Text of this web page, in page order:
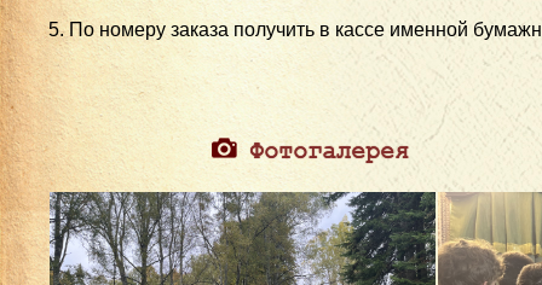
5. По номеру заказа получить в кассе именной
Фотогалерея